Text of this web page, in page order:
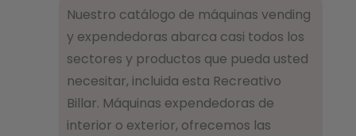
Nuestro catálogo de máquinas vending
y expendedoras abarca casi todos los
sectores y productos que pueda usted
necesitar, incluida esta Recreativo
Billar. Máquinas expendedoras de
interior o exterior, ofrecemos las